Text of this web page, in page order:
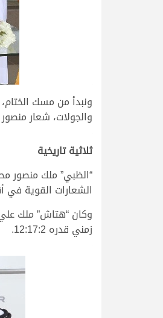
والجولات، شعار
ثلاثية تاريخية
الشعارات القوية في
وكان “هتاش” ملك علي
زمني قدره 12:17:2.